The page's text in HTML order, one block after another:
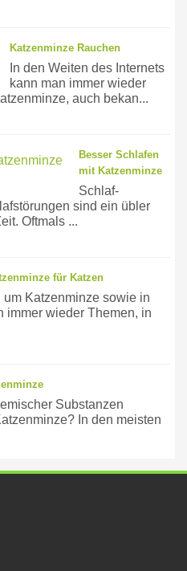
Katzenminze Rauchen
In den Weiten des Internets
kann man immer wieder
auch bekan...
Besser Schlafen
mit Katzenminze
Schlaf-
sind ein übler
Oftmals ...
für Katzen
um Katzenminze sowie in
immer wieder Themen, in
Substanzen
In den meisten